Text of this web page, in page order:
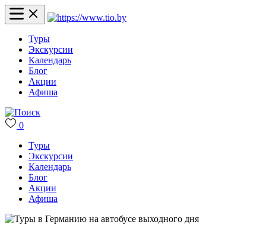
Туры
Экскурсии
Календарь
Блог
Акции
Афиша
0
Туры
Экскурсии
Календарь
Блог
Акции
Афиша